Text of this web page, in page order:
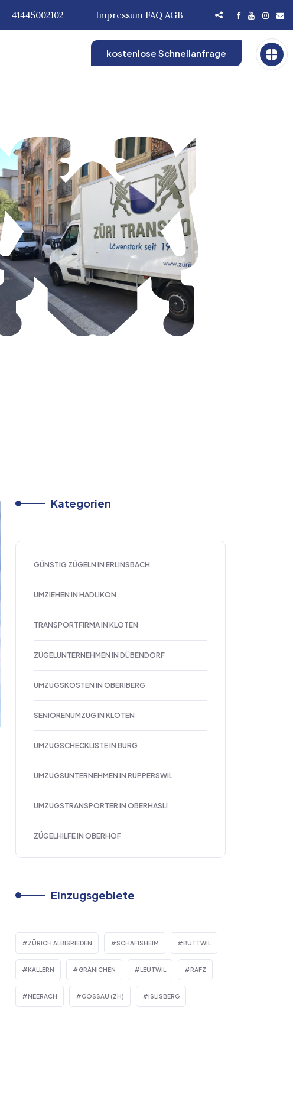
+41445002102 Impressum FAQ AGB
kostenlose Schnellanfrage
Kategorien
GÜNSTIG ZÜGELN IN ERLINSBACH
UMZIEHEN IN HADLIKON
TRANSPORTFIRMA IN KLOTEN
ZÜGELUNTERNEHMEN IN DÜBENDORF
UMZUGSKOSTEN IN OBERIBERG
SENIORENUMZUG IN KLOTEN
UMZUGSCHECKLISTE IN BURG
UMZUGSUNTERNEHMEN IN RUPPERSWIL
UMZUGSTRANSPORTER IN OBERHASLI
ZÜGELHILFE IN OBERHOF
Einzugsgebiete
ZÜRICH ALBISRIEDEN SCHAFISHEIM BUTTWIL
KALLERN GRÄNICHEN LEUTWIL RAFZ
NEERACH GOSSAU (ZH) ISLISBERG